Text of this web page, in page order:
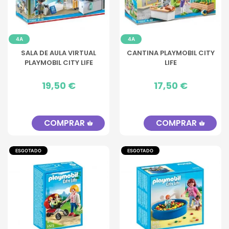
4A
SALA DE AULA VIRTUAL
PLAYMOBIL CITY LIFE
Preço
19,50 €
COMPRAR shopping_basket
4A
CANTINA PLAYMOBIL CITY
LIFE
Preço
17,50 €
COMPRAR shopping_basket
ESGOTADO ESGOTADO